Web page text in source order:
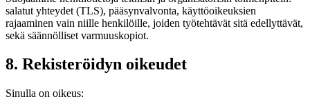
salatut yhteydet (TLS), pääsynvalvonta, käyttöoikeuksien
rajaaminen vain niille henkilöille, joiden työtehtävät sitä edellyttävät,
sekä säännölliset varmuuskopiot.
8. Rekisteröidyn oikeudet
Sinulla on oikeus: